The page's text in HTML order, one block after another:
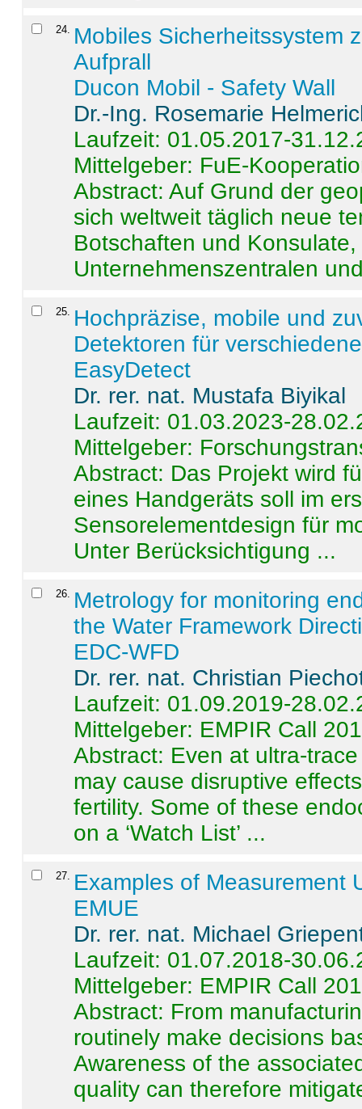
24. Mobiles Sicherheitssystem
Aufprall
Ducon Mobil - Safety Wall
Dr.-Ing. Rosemarie
Laufzeit: 01.05.2017-
Mittelgeber: FuE-
Abstract:Auf Grund der
sich weltweit täglich neue
Botschaften und
Unternehmenszentralen
25. Hochpräzise, mobile und
Detektoren für
EasyDetect
Dr. rer. nat. Mustafa Biyikal
Laufzeit: 01.03.2023-
Mittelgeber:
Abstract: Das Projekt wird
eines Handgeräts soll im
Sensorelementdesign für
Unter Berücksichtigung ...
26. Metrology for monitoring
the Water Framework
EDC-WFD
Dr. rer. nat. Christian
Laufzeit: 01.09.2019-
Mittelgeber: EMPIR Call
Abstract: Even at ultra-
may cause disruptive
fertility. Some of these
on a ‘Watch List’ ...
27. Examples of Measurement
EMUE
Dr. rer. nat. Michael
Laufzeit: 01.07.2018-
Mittelgeber: EMPIR Call
Abstract: From
routinely make decisions
Awareness of the
quality can therefore